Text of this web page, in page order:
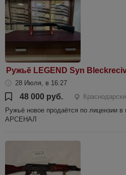
Ружьё LEGEND Syn
28 Июля, в 16:27
48 000 руб.
Ружьё новое продаётся по
АРСЕНАЛ